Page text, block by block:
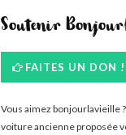
Soutenir
FAITES UN DON !
Vous aimez bonjourlavieille
voiture ancienne proposée